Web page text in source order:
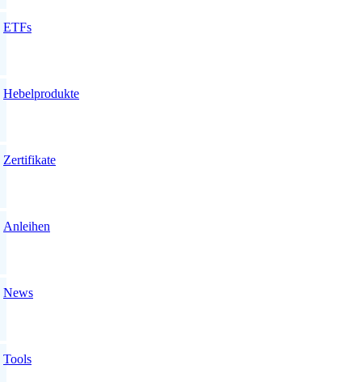
ETFs
Hebelprodukte
Zertifikate
Anleihen
News
Tools